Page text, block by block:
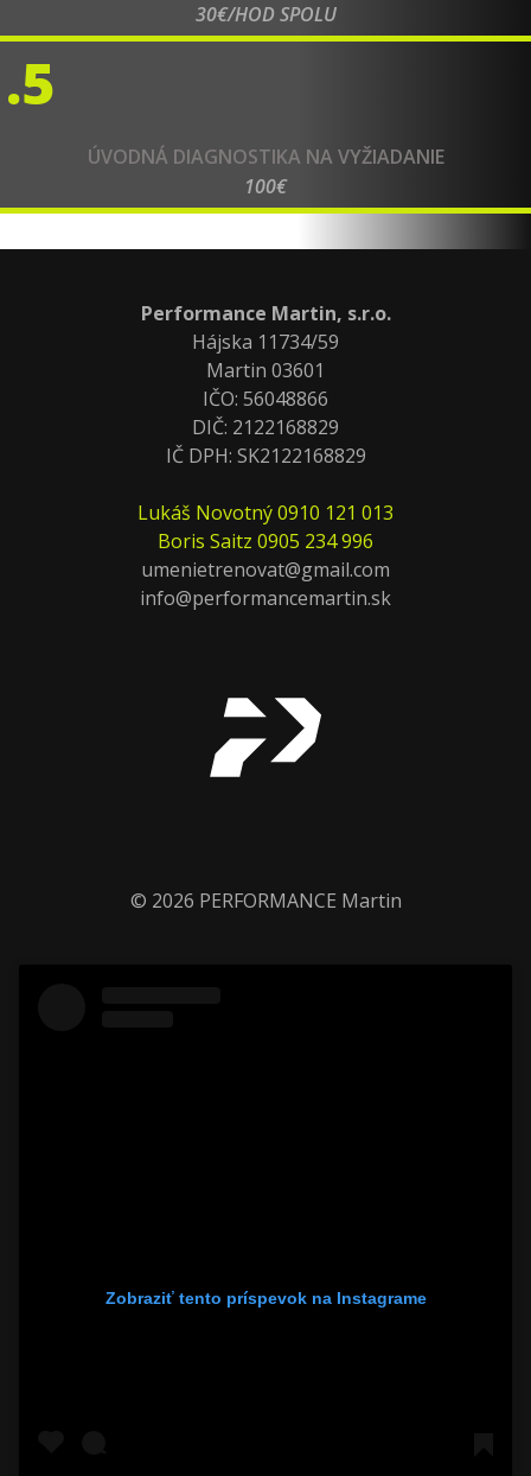
30€/HOD SPOLU
.5
ÚVODNÁ DIAGNOSTIKA NA VYŽIADANIE
100€
Performance Martin, s.r.o.
Hájska 11734/59
Martin 03601
IČO: 56048866
DIČ: 2122168829
IČ DPH: SK2122168829
Lukáš Novotný 0910 121 013
Boris Saitz 0905 234 996
umenietrenovat@gmail.com
info@performancemartin.sk
© 2026 PERFORMANCE Martin
Zobraziť tento príspevok na Instagrame